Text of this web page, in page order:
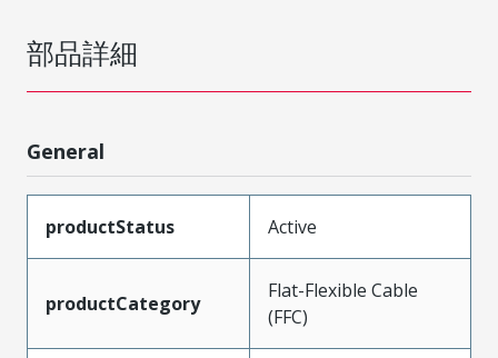
部品詳細
General
productStatus Active
productCategory
Flat-Flexible Cable
(FFC)